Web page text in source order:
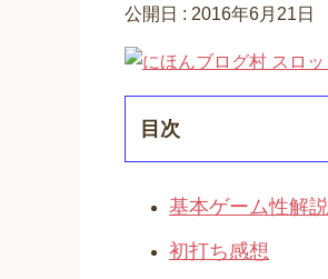
公開日 : 2016年6月21日
目次
基本ゲーム性解説
初打ち感想